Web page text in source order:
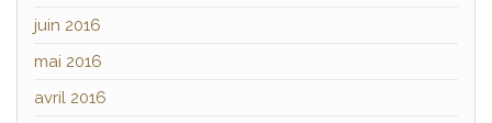
juin 2016
mai 2016
avril 2016